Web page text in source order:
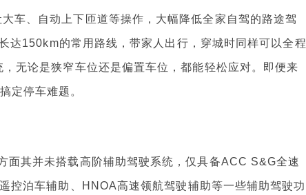
、自动上下匝道等操作，大幅降低全家自驾的路途驾
达150km的常用路线，带家人出行，穿城时同样可以全程
无论是狭窄车位还是偏置车位，都能轻松应对。即便来
定停车难题。
其并未搭载高阶辅助驾驶系统，仅具备ACC S&G全速
控泊车辅助、HNOA高速领航驾驶辅助等一些辅助驾驶功